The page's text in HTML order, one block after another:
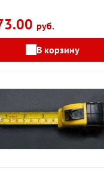
руб.
В корзину